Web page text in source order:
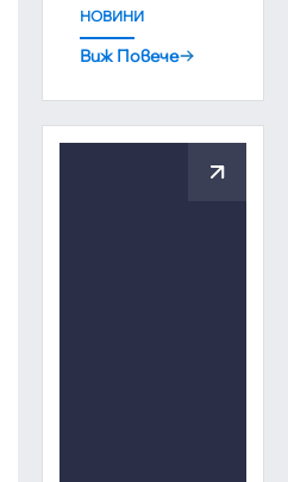
НОВИНИ
Виж Повече